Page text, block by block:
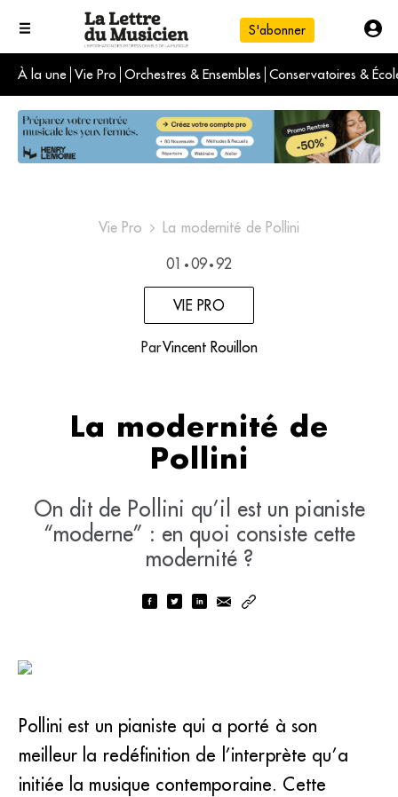
S'abonner
À la une Vie Pro Orchestres & Ensembles Conservatoires &
L'info du jour
Le numéro du mois
International
Vie Pro La modernité de Pollini
01 • 09 • 92
VIE PRO
ParVincent Rouillon
La modernité de
Pollini
On dit de Pollini qu’il est un pianiste
“moderne” : en quoi consiste cette
modernité ?
Pollini est un pianiste qui a porté à son
meilleur la redéfinition de l’interprète qu’a
initiée la musique contemporaine. Cette